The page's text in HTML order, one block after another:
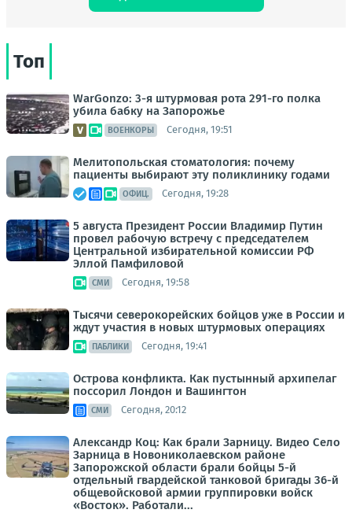
Топ
WarGonzo: 3-я штурмовая рота 291-го полка
убила бабку на Запорожье
ВОЕНКОРЫ Сегодня, 19:51
Мелитопольская стоматология: почему
пациенты выбирают эту поликлинику годами
ОФИЦ. Сегодня, 19:28
5 августа Президент России Владимир Путин
провел рабочую встречу с председателем
Центральной избирательной комиссии РФ
Эллой Памфиловой
СМИ Сегодня, 19:58
Тысячи северокорейских бойцов уже в России и
ждут участия в новых штурмовых операциях
ПАБЛИКИ Сегодня, 19:41
Острова конфликта. Как пустынный архипелаг
поссорил Лондон и Вашингтон
СМИ Сегодня, 20:12
Александр Коц: Как брали Зарницу. Видео Село
Зарница в Новониколаевском районе
Запорожской области брали бойцы 5-й
отдельный гвардейской танковой бригады 36-й
общевойсковой армии группировки войск
«Восток». Работали...